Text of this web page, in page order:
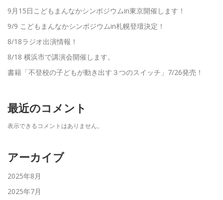
9月15日こどもまんなかシンポジウムin東京開催します！
9/9 こどもまんなかシンポジウムin札幌登壇決定！
8/18ラジオ出演情報！
8/18 横浜市で講演会開催します。
書籍「不登校の子どもが動き出す３つのスイッチ」7/26発売！
最近のコメント
表示できるコメントはありません。
アーカイブ
2025年8月
2025年7月